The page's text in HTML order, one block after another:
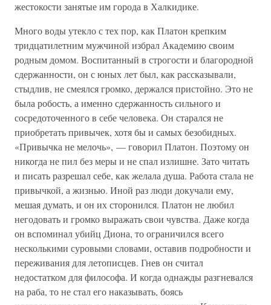
жестокости занятые им города в Халкидике.
Много воды утекло с тех пор, как Платон крепким
тридцатилетним мужчиной избрал Академию своим
родным домом. Воспитанный в строгости и благородной
сдержанности, он с юных лет был, как рассказывали,
стыдлив, не смеялся громко, держался пристойно. Это не
была робость, а именно сдержанность сильного и
сосредоточенного в себе человека. Он старался не
приобретать привычек, хотя бы и самых безобидных.
«Привычка не мелочь», — говорил Платон. Поэтому он
никогда не пил без меры и не спал излишне. Зато читать
и писать разрешал себе, как желала душа. Работа стала не
привычкой, а жизнью. Иной раз люди докучали ему,
мешая думать, и он их сторонился. Платон не любил
негодовать и громко выражать свои чувства. Даже когда
он вспоминал убийц Диона, то ограничился всего
несколькими суровыми словами, оставив подробности и
переживания для летописцев. Гнев он считал
недостатком для философа. И когда однажды разгневался
на раба, то не стал его наказывать, боясь